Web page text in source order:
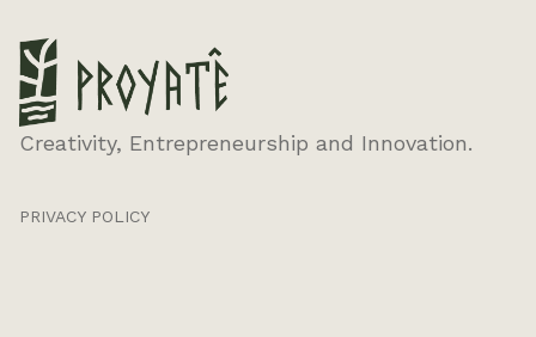
Creativity, Entrepreneurship and Innovation.
PRIVACY POLICY